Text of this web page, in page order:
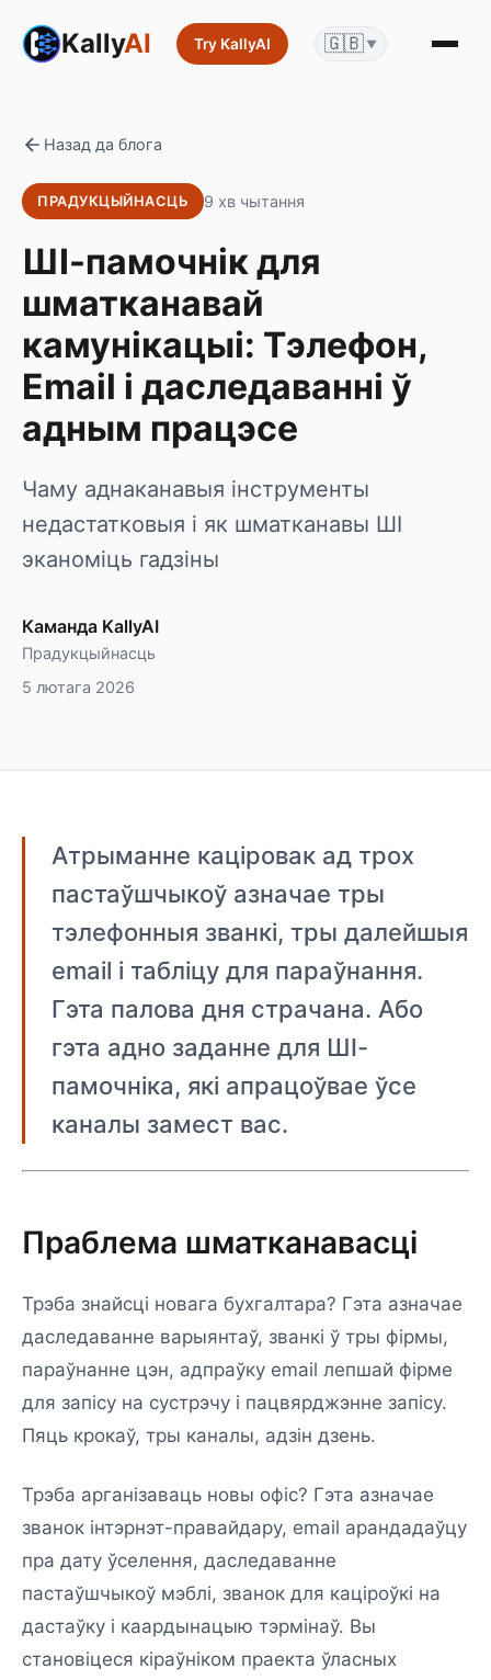
KallyAI Try KallyAI 🇬🇧 ▼
Назад да блога
ПРАДУКЦЫЙНАСЦЬ 9 хв чытання
ШІ-памочнік для
шматканавай
камунікацыі: Тэлефон,
Email і даследаванні ў
адным працэсе
Чаму аднаканавыя інструменты
недастатковыя і як шматканавы ШІ
эканоміць гадзіны
Каманда KallyAI
Прадукцыйнасць
5 лютага 2026
Атрыманне каціровак ад трох
пастаўшчыкоў азначае тры
тэлефонныя званкі, тры далейшыя
email і табліцу для параўнання.
Гэта палова дня страчана. Або
гэта адно заданне для ШІ-
памочніка, які апрацоўвае ўсе
каналы замест вас.
Праблема шматканавасці
Трэба знайсці новага бухгалтара? Гэта азначае
даследаванне варыянтаў, званкі ў тры фірмы,
параўнанне цэн, адпраўку email лепшай фірме
для запісу на сустрэчу і пацвярджэнне запісу.
Пяць крокаў, тры каналы, адзін дзень.
Трэба арганізаваць новы офіс? Гэта азначае
званок інтэрнэт-правайдару, email арандадаўцу
пра дату ўселення, даследаванне
пастаўшчыкоў мэблі, званок для каціроўкі на
дастаўку і каардынацыю тэрмінаў. Вы
становіцеся кіраўніком праекта ўласных